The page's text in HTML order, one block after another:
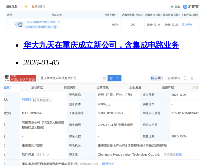
华大九天在重庆成立新公司，含集成电路业务
2026-01-05